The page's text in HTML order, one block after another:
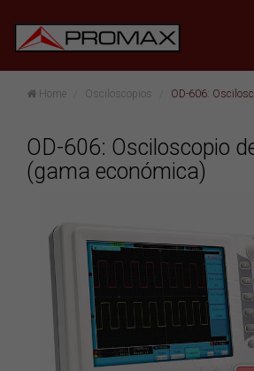
Home Osciloscopios OD-606: Osciloscopio
OD-606: Osciloscopio
(gama económica)